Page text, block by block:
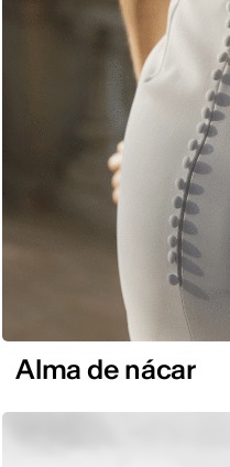
Alma de nácar